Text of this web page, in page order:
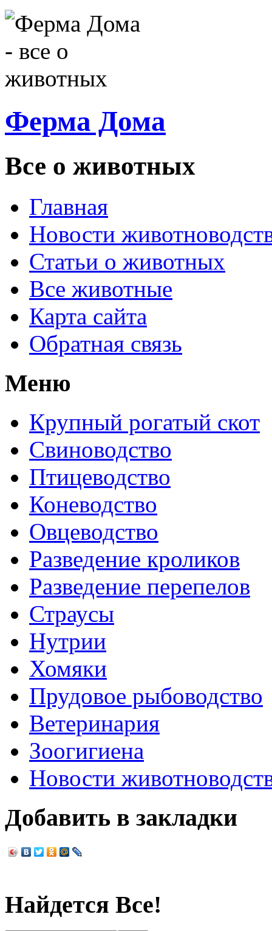
Ферма Дома
Все о животных
Главная
Новости
Статьи о животных
Все животные
Карта сайта
Обратная связь
Меню
Крупный рогатый скот
Свиноводство
Птицеводство
Коневодство
Овцеводство
Разведение кроликов
Разведение перепелов
Страусы
Нутрии
Хомяки
Прудовое рыбоводство
Ветеринария
Зоогигиена
Новости
Добавить в закладки
Найдется Все!